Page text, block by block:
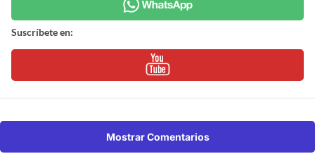
Suscríbete en:
Mostrar Comentarios